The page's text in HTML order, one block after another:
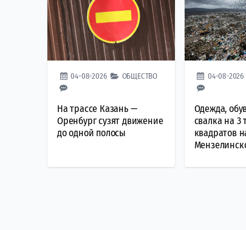
04-08-2026 ОБЩЕСТВО
На трассе Казань —
Оренбург сузят движение
до одной полосы
04-08-2026
Одежда,
свалка на 3
квадратов